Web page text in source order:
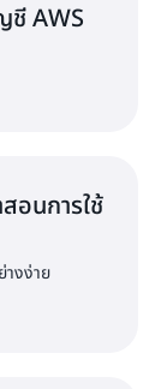
AWS
อนการใช้
างง่าย